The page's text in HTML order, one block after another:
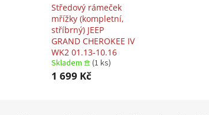
Středový rámeček
mřížky (kompletní,
stříbrný) JEEP
GRAND CHEROKEE IV
WK2 01.13-10.16
Skladem 𖠿 (1 ks)
1 699 Kč